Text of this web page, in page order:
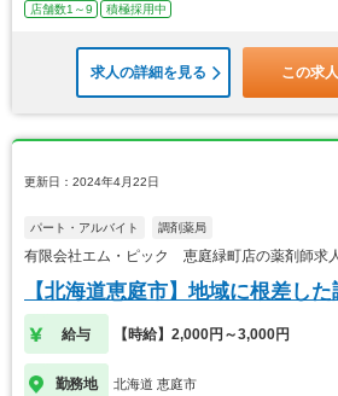
店舗数1～9 積極採用中
求人の詳細を見る この求
更新日：2024年4月22日
パート・アルバイト 調剤薬局
有限会社エム・ピック 恵庭緑町店の薬剤師求
【北海道恵庭市】地域に根差した
給与 【時給】2,000円～3,000円
勤務地 北海道 恵庭市